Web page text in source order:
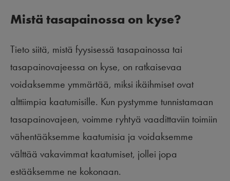
Mistä tasapainossa on kyse?
Tieto siitä, mistä fyysisessä tasapainossa tai
tasapainovajeessa on kyse, on ratkaisevaa
voidaksemme ymmärtää, miksi ikäihmiset ovat
alttiimpia kaatumisille. Kun pystymme tunnistamaan
tasapainovajeen, voimme ryhtyä vaadittaviin toimiin
vähentääksemme kaatumisia ja voidaksemme
välttää vakavimmat kaatumiset, jollei jopa
estääksemme ne kokonaan.